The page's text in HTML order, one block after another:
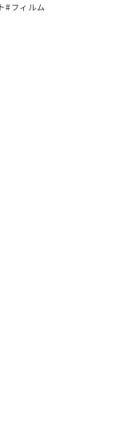
#フィルム